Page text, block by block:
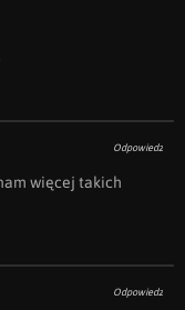
Odpowiedz
więcej takich
Odpowiedz